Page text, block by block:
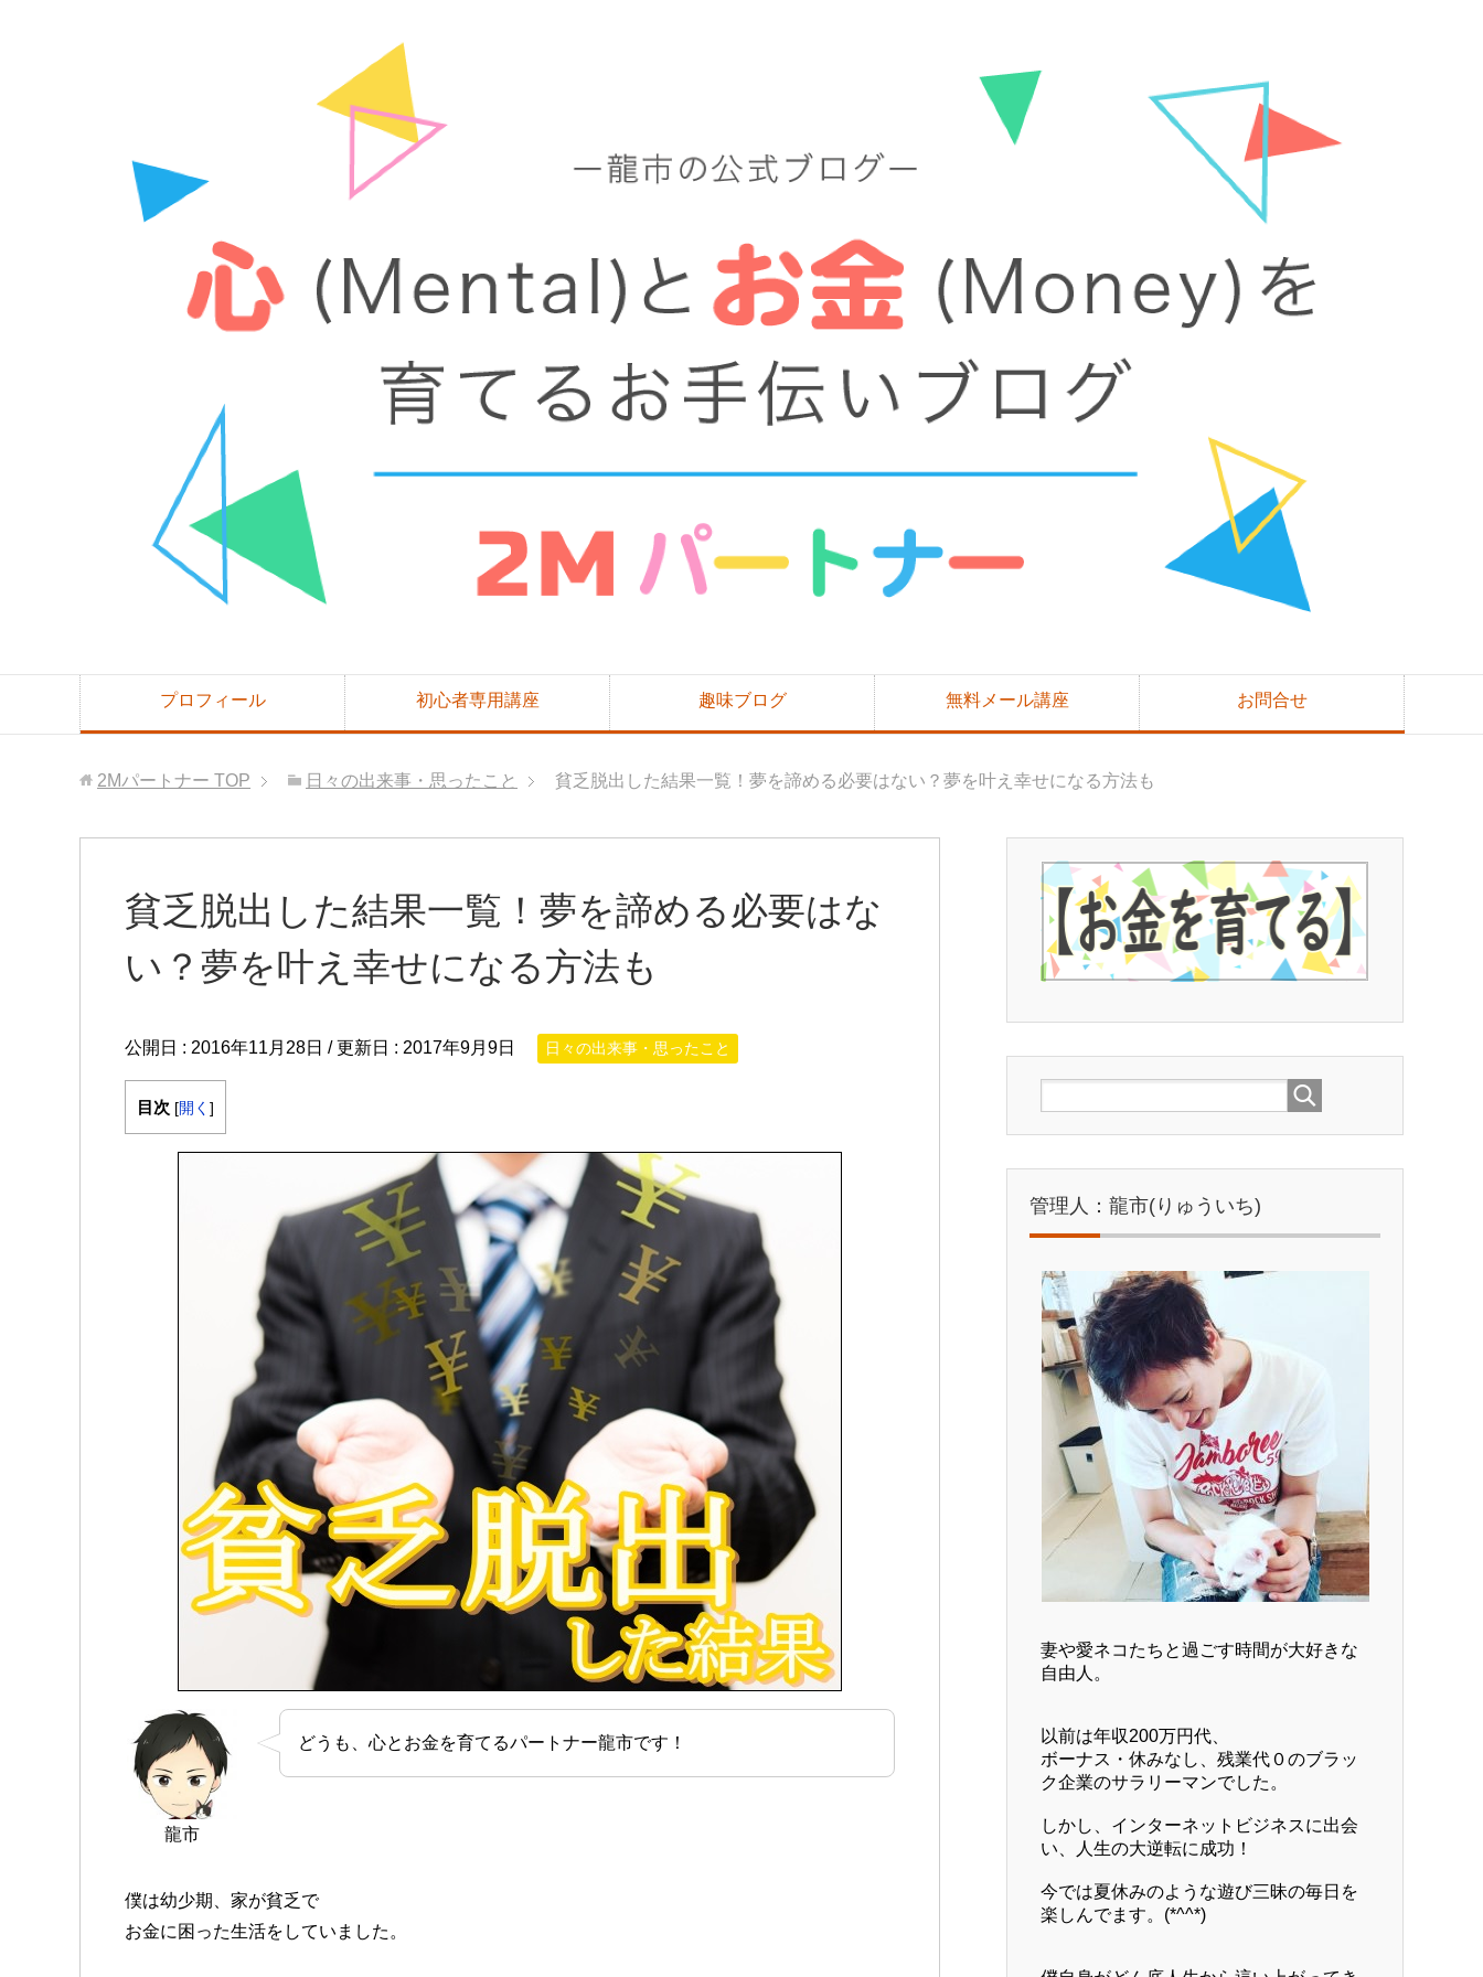
プロフィール 初心者専用講座 趣味ブログ 無料メール講座 お問合せ
2Mパートナー TOP 日々の出来事・思ったこと 貧乏脱出した結果一覧！夢を諦める必要はない？夢を叶え幸せになる方法も
貧乏脱出した結果一覧！夢を諦める必要はな
い？夢を叶え幸せになる方法も
公開日 : 2016年11月28日 / 更新日 : 2017年9月9日 日々の出来事・思ったこと
目次 [開く ]
龍市
どうも、心とお金を育てるパートナー龍市です！
僕は幼少期、家が貧乏で
お金に困った生活をしていました。
管理人：龍市(りゅういち)
妻や愛ネコたちと過ごす時間が大好きな
自由人。
以前は年収200万円代、
ボーナス・休みなし、残業代０のブラッ
ク企業のサラリーマンでした。
しかし、インターネットビジネスに出会
い、人生の大逆転に成功！
今では夏休みのような遊び三昧の毎日を
楽しんでます。(*^^*)